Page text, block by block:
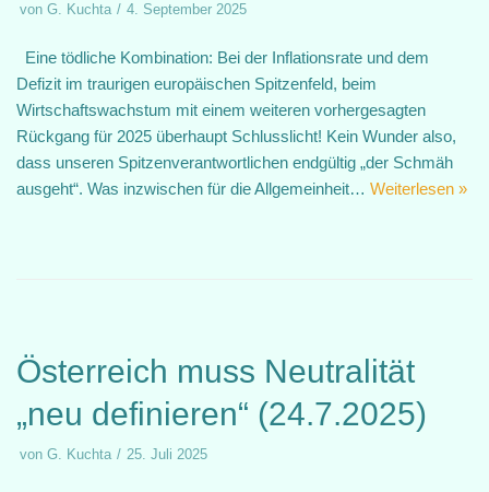
von G. Kuchta 4. September 2025
Eine tödliche Kombination: Bei der Inflationsrate und dem
Defizit im traurigen europäischen Spitzenfeld, beim
Wirtschaftswachstum mit einem weiteren vorhergesagten
Rückgang für 2025 überhaupt Schlusslicht! Kein Wunder also,
dass unseren Spitzenverantwortlichen endgültig „der Schmäh
ausgeht“. Was inzwischen für die Allgemeinheit… Weiterlesen »
Österreich muss Neutralität
„neu definieren“ (24.7.2025)
von G. Kuchta 25. Juli 2025